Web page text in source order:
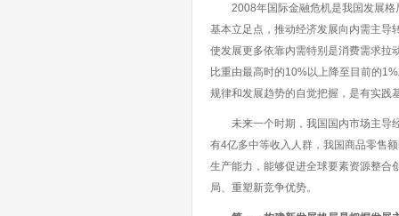
2008年国际金融危机是我国发展格
基本立足点，推动经济发展向内需主导
使发展更多依靠内需特别是消费需求
比重由最高时的10%以上降至目前的
规律和发展趋势的自觉把握，是有实践
未来一个时期，我国国内市场主导经
有4亿多中等收入人群，我国商品零售
生产能力，能够促进全球要素资源整合
局、重塑新竞争优势。